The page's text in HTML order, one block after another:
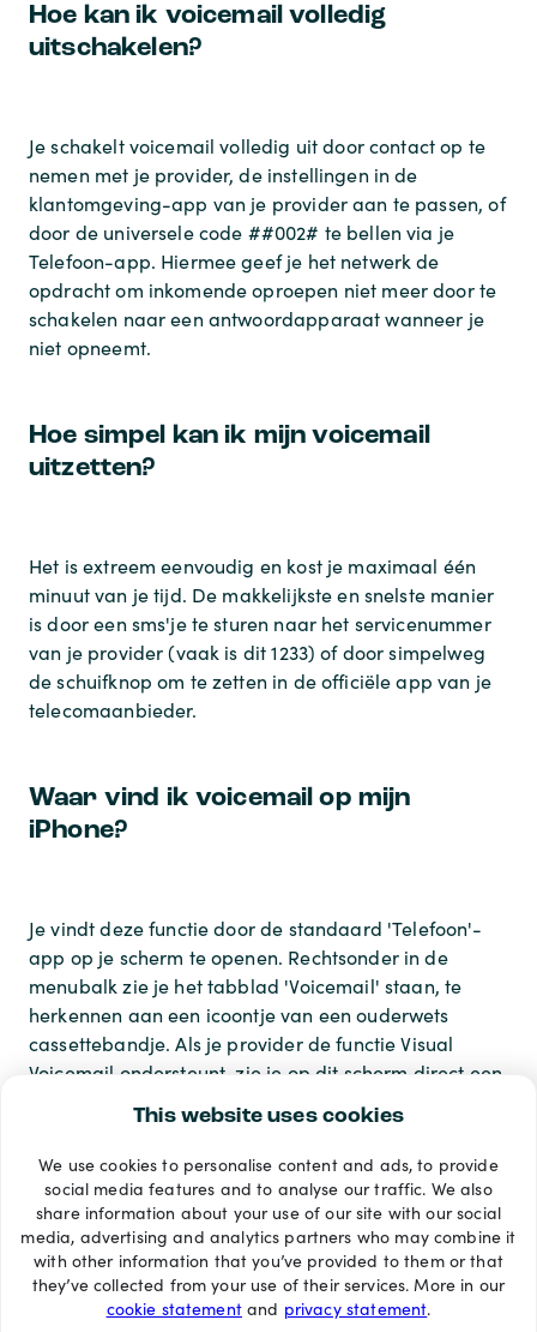
This website uses cookies
We use cookies to personalise content and ads, to provide
social media features and to analyse our traffic. We also
share information about your use of our site with our social
media, advertising and analytics partners who may combine it
with other information that you’ve provided to them or that
they’ve collected from your use of their services. More in our
cookie statementand privacy statement.
Hoe kan ik voicemail volledig
uitschakelen?
Je schakelt voicemail volledig uit door contact op te
nemen met je provider, de instellingen in de
klantomgeving-app van je provider aan te passen, of
door de universele code ##002# te bellen via je
Telefoon-app. Hiermee geef je het netwerk de
opdracht om inkomende oproepen niet meer door te
schakelen naar een antwoordapparaat wanneer je
niet opneemt.
Hoe simpel kan ik mijn voicemail
uitzetten?
Het is extreem eenvoudig en kost je maximaal één
minuut van je tijd. De makkelijkste en snelste manier
is door een sms'je te sturen naar het servicenummer
van je provider (vaak is dit 1233) of door simpelweg
de schuifknop om te zetten in de officiële app van je
telecomaanbieder.
Waar vind ik voicemail op mijn
iPhone?
Je vindt deze functie door de standaard 'Telefoon'-
app op je scherm te openen. Rechtsonder in de
menubalk zie je het tabblad 'Voicemail' staan, te
herkennen aan een icoontje van een ouderwets
cassettebandje. Als je provider de functie Visual
Voicemail ondersteunt, zie je op dit scherm direct een
overzichtelijk lijstje van al je ingesproken berichten.
Betaalmethoden